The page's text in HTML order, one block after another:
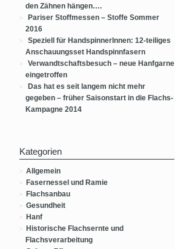
den Zähnen hängen….
Pariser Stoffmessen – Stoffe Sommer
2016
Speziell für HandspinnerInnen: 12-teiliges
Anschauungsset Handspinnfasern
Verwandtschaftsbesuch – neue Hanfgarne
eingetroffen
Das hat es seit langem nicht mehr
gegeben – früher Saisonstart in die Flachs-
Kampagne 2014
Kategorien
Allgemein
Fasernessel und Ramie
Flachsanbau
Gesundheit
Hanf
Historische Flachsernte und
Flachsverarbeitung